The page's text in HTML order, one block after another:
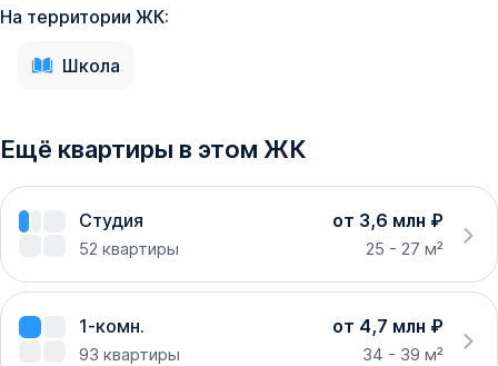
На территории ЖК:
Школа
Ещё квартиры в этом ЖК
Студия от 3,6 млн ₽
52 квартиры 25 - 27 м²
1-комн. от 4,7 млн ₽
93 квартиры 34 - 39 м²